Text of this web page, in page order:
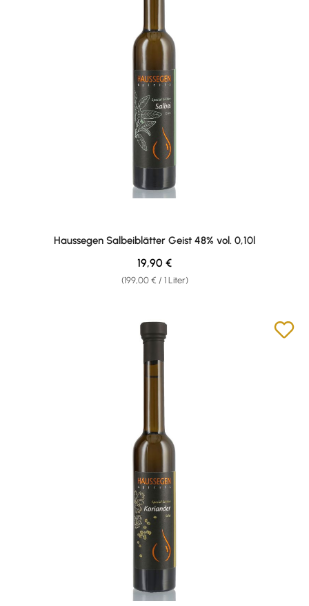
Haussegen Salbeiblätter Geist 48% vol. 0,10l
(199,00 € / 1 Liter)
Regulärer Preis:
19,90 €